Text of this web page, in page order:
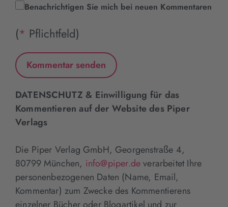
Benachrichtigen Sie mich bei neuen Kommentaren
(* Pflichtfeld)
DATENSCHUTZ & Einwilligung für das
Kommentieren auf der Website des Piper
Verlags
Die Piper Verlag GmbH, Georgenstraße 4,
80799 München, info@piper.deverarbeitet Ihre
personenbezogenen Daten (Name, Email,
Kommentar) zum Zwecke des Kommentierens
einzelner Bücher oder Blogartikel und zur